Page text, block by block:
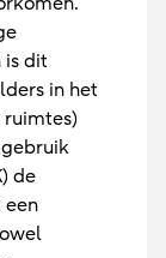
is dit
in het
ruimtes)
de